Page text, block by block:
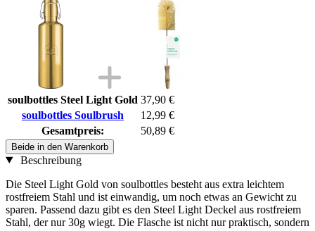
soulbottles Steel Light Gold 37,90 €
soulbottles Soulbrush
12,99 €
Gesamtpreis:
50,89 €
Beide in den Warenkorb
Beschreibung
Die Steel Light Gold von soulbottles besteht aus extra leichtem
rostfreiem Stahl und ist einwandig, um noch etwas an Gewicht zu
sparen. Passend dazu gibt es den Steel Light Deckel aus rostfreiem
Stahl, der nur 30g wiegt. Die Flasche ist nicht nur praktisch, sondern